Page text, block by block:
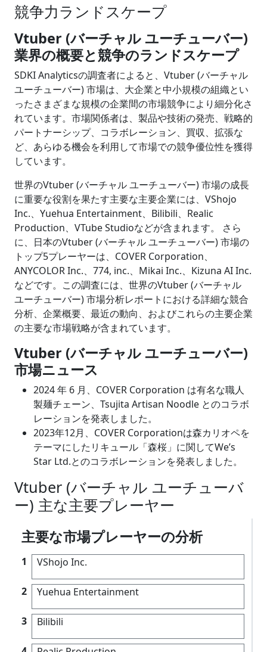
競争力ランドスケープ
Vtuber (バーチャル ユーチューバー)
業界の概要と競争のランドスケープ
SDKI Analyticsの調査者によると、Vtuber (バーチャル
ユーチューバー) 市場は、大企業と中小規模の組織とい
ったさまざまな規模の企業間の市場競争により細分化さ
れています。市場関係者は、製品や技術の発売、戦略的
パートナーシップ、コラボレーション、買収、拡張な
ど、あらゆる機会を利用して市場での競争優位性を獲得
しています。
世界のVtuber (バーチャル ユーチューバー) 市場の成長
に重要な役割を果たす主要な主要企業には、VShojo
Inc.、Yuehua Entertainment、Bilibili、Realic
Production、VTube Studioなどが含まれます。 さら
に、日本のVtuber (バーチャル ユーチューバー) 市場の
トップ5プレーヤーは、COVER Corporation、
ANYCOLOR Inc.、774, inc.、Mikai Inc.、Kizuna AI Inc.
などです。この調査には、世界のVtuber (バーチャル
ユーチューバー) 市場分析レポートにおける詳細な競合
分析、企業概要、最近の動向、およびこれらの主要企業
の主要な市場戦略が含まれています。
Vtuber (バーチャル ユーチューバー)
市場ニュース
2024 年 6 月、COVER Corporation は有名な職人
製麺チェーン、Tsujita Artisan Noodle とのコラボ
レーションを発表しました。
2023年12月、COVER Corporationは森カリオペを
テーマにしたリキュール「森桜」に関してWe’s
Star Ltd.とのコラボレーションを発表しました。
Vtuber (バーチャル ユーチューバ
ー) 主な主要プレーヤー
主要な市場プレーヤーの分析
1 VShojo Inc.
2 Yuehua Entertainment
3 Bilibili